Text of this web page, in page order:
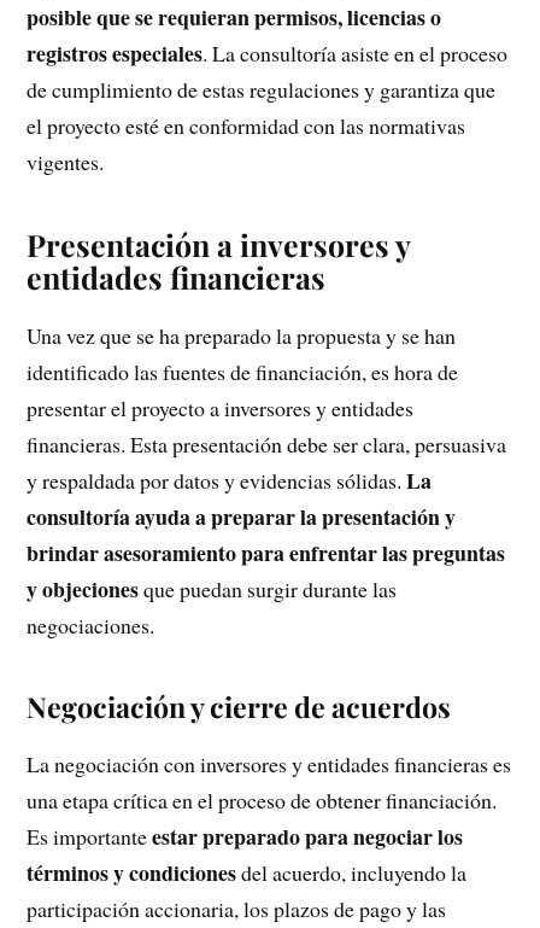
posible que se requieran permisos, licencias o
registros especiales. La consultoría asiste en el proceso
de cumplimiento de estas regulaciones y garantiza que
el proyecto esté en conformidad con las normativas
vigentes.
Presentación a inversores y
entidades financieras
Una vez que se ha preparado la propuesta y se han
identificado las fuentes de financiación, es hora de
presentar el proyecto a inversores y entidades
financieras. Esta presentación debe ser clara, persuasiva
y respaldada por datos y evidencias sólidas.La
consultoría ayuda a preparar la presentación y
brindar asesoramiento para enfrentar las preguntas
y objecionesque puedan surgir durante las
negociaciones.
Negociación y cierre de acuerdos
La negociación con inversores y entidades financieras es
una etapa crítica en el proceso de obtener financiación.
Es importanteestar preparado para negociar los
términos y condicionesdel acuerdo, incluyendo la
participación accionaria, los plazos de pago y las